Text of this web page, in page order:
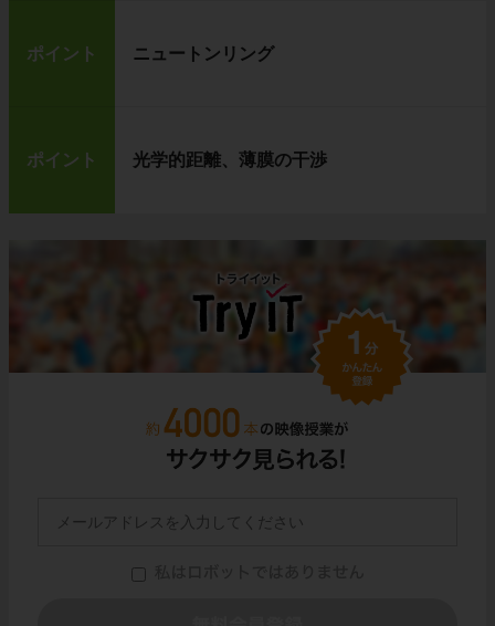
ポイント ニュートンリング
ポイント 光学的距離、薄膜の干渉